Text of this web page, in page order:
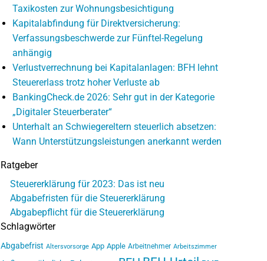
Taxikosten zur Wohnungsbesichtigung
Kapitalabfindung für Direktversicherung:
Verfassungsbeschwerde zur Fünftel-Regelung
anhängig
Verlustverrechnung bei Kapitalanlagen: BFH lehnt
Steuererlass trotz hoher Verluste ab
BankingCheck.de 2026: Sehr gut in der Kategorie
„Digitaler Steuerberater“
Unterhalt an Schwiegereltern steuerlich absetzen:
Wann Unterstützungsleistungen anerkannt werden
Ratgeber
Steuererklärung für 2023: Das ist neu
Abgabefristen für die Steuererklärung
Abgabepflicht für die Steuererklärung
Schlagwörter
Abgabefrist Altersvorsorge App Apple Arbeitnehmer Arbeitszimmer